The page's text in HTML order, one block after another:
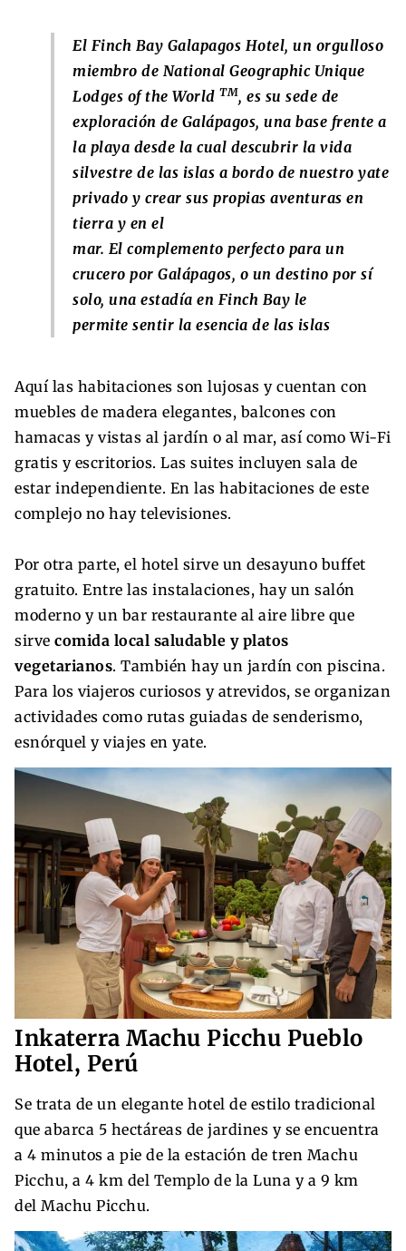
El Finch Bay Galapagos Hotel, un orgulloso
miembro de National Geographic Unique
Lodges of the World TM, es su sede de
exploración de Galápagos, una base frente a
la playa desde la cual descubrir la vida
silvestre de las islas a bordo de nuestro yate
privado y crear sus propias aventuras en
tierra y en el
mar. El complemento perfecto para un
crucero por Galápagos, o un destino por sí
solo, una estadía en Finch Bay le
permite sentir la esencia de las islas
Aquí las habitaciones son lujosas y cuentan con
muebles de madera elegantes, balcones con
hamacas y vistas al jardín o al mar, así como Wi-Fi
gratis y escritorios. Las suites incluyen sala de
estar independiente. En las habitaciones de este
complejo no hay televisiones.
Por otra parte, el hotel sirve un desayuno buffet
gratuito. Entre las instalaciones, hay un salón
moderno y un bar restaurante al aire libre que
sirve comida local saludable y platos
vegetarianos. También hay un jardín con piscina.
Para los viajeros curiosos y atrevidos, se organizan
actividades como rutas guiadas de senderismo,
esnórquel y viajes en yate.
Inkaterra Machu Picchu Pueblo
Hotel, Perú
Se trata de un elegante hotel de estilo tradicional
que abarca 5 hectáreas de jardines y se encuentra
a 4 minutos a pie de la estación de tren Machu
Picchu, a 4 km del Templo de la Luna y a 9 km
del Machu Picchu.